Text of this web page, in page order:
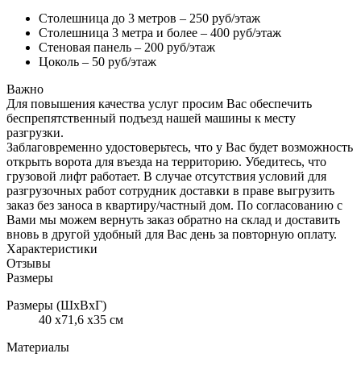
Столешница до 3 метров – 250 руб/этаж
Столешница 3 метра и более – 400 руб/этаж
Стеновая панель – 200 руб/этаж
Цоколь – 50 руб/этаж
Важно
Для повышения качества услуг просим Вас обеспечить
беспрепятственный подъезд нашей машины к месту
разгрузки.
Заблаговременно удостоверьтесь, что у Вас будет возможность
открыть ворота для въезда на территорию. Убедитесь, что
грузовой лифт работает. В случае отсутствия условий для
разгрузочных работ сотрудник доставки в праве выгрузить
заказ без заноса в квартиру/частный дом. По согласованию с
Вами мы можем вернуть заказ обратно на склад и доставить
вновь в другой удобный для Вас день за повторную оплату.
Характеристики
Отзывы
Размеры
Размеры (ШхВхГ)
40 x71,6 x35 см
Материалы